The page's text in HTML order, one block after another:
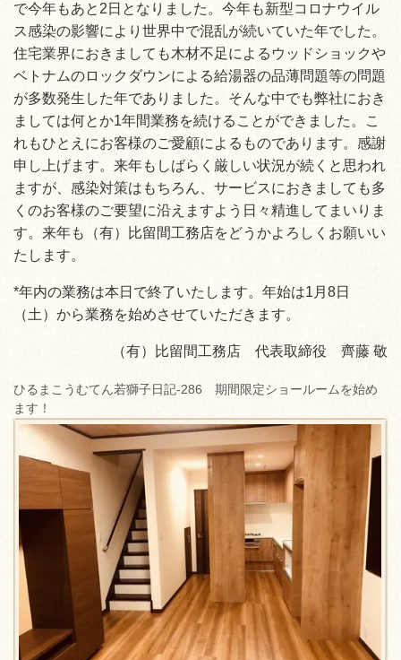
で今年もあと2日となりました。今年も新型コロナウイル
ス感染の影響により世界中で混乱が続いていた年でした。
住宅業界におきましても木材不足によるウッドショックや
ベトナムのロックダウンによる給湯器の品薄問題等の問題
が多数発生した年でありました。そんな中でも弊社におき
ましては何とか1年間業務を続けることができました。こ
れもひとえにお客様のご愛顧によるものであります。感謝
申し上げます。来年もしばらく厳しい状況が続くと思われ
ますが、感染対策はもちろん、サービスにおきましても多
くのお客様のご要望に沿えますよう日々精進してまいりま
す。来年も（有）比留間工務店をどうかよろしくお願いい
たします。
*年内の業務は本日で終了いたします。年始は1月8日
（土）から業務を始めさせていただきます。
（有）比留間工務店 代表取締役 齊藤 敬
ひるまこうむてん若獅子日記-286 期間限定ショールームを始め
ます！